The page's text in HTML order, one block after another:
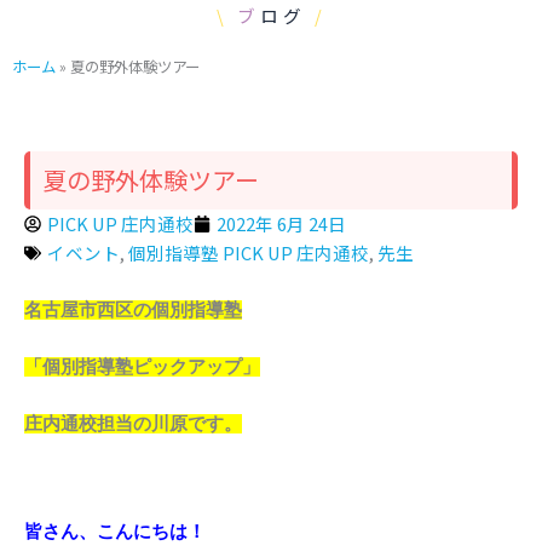
\
ブ ログ /
ホーム » 夏の野外体験ツアー
夏の野外体験ツアー
PICK UP 庄内通校
2022年 6月 24日
イベント,個別指導塾 PICK UP 庄内通校, 先生
名古屋市西区の個別指導塾
「個別指導塾ピックアップ」
庄内通校担当の川原です。
皆さん、こんにちは！